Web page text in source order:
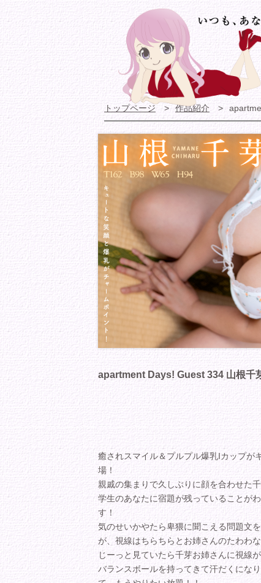
トップページ 作品紹介
apartment Days! Guest 334 山根千
癒されスマイル＆プルプル爆乳Iカップが
場！
親戚の集まりで久しぶりに顔を合わせた
学生のあなたに宿題が残っていることが
す！
気のせいかやたら卑猥に聞こえる問題文
が、視線はちらちらとお姉さんのたわわ
じーっと見ていたら千芽お姉さんに視線
バランスボールを持ってきて汗だくにな